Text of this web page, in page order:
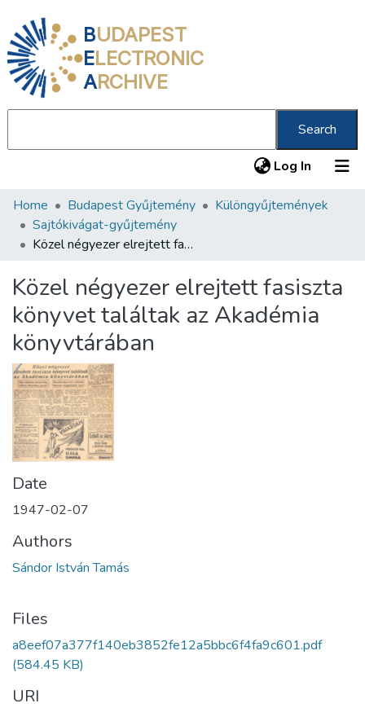
BUDAPEST
ELECTRONIC
ARCHIVE
Search
Log In (current)
Communities & Collections
All of DSpace
About us
Home Budapest Gyűjtemény
Különgyűjtemények
Sajtókivágat-gyűjtemény
Közel négyezer elrejtett fasiszta könyvet találtak az Akadémia könyvtárában
Közel négyezer elrejtett fasiszta
könyvet találtak az Akadémia
könyvtárában
Date
1947-02-07
Authors
Sándor István Tamás
Files
a8eef07a377f140eb3852fe12a5bbc6f4fa9c601.pdf
(584.45 KB)
URI